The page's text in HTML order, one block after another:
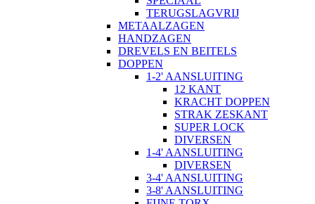
TERUGSLAGVRIJ
METAALZAGEN
HANDZAGEN
DREVELS EN BEITELS
DOPPEN
1-2' AANSLUITING
12 KANT
KRACHT DOPPEN
STRAK ZESKANT
SUPER LOCK
DIVERSEN
1-4' AANSLUITING
DIVERSEN
3-4' AANSLUITING
3-8' AANSLUITING